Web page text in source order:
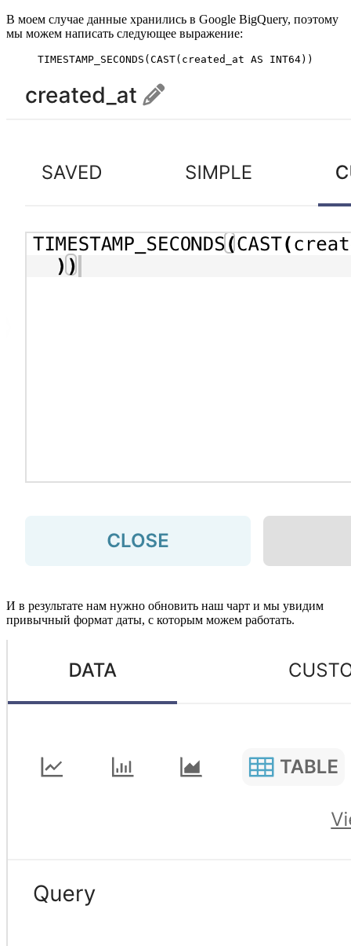
В моем случае данные хранились в Google BigQuery, поэтому
мы можем написать следующее выражение:
TIMESTAMP_SECONDS(CAST(created_at AS INT64))
И в результате нам нужно обновить наш чарт и мы увидим
привычный формат даты, с которым можем работать.